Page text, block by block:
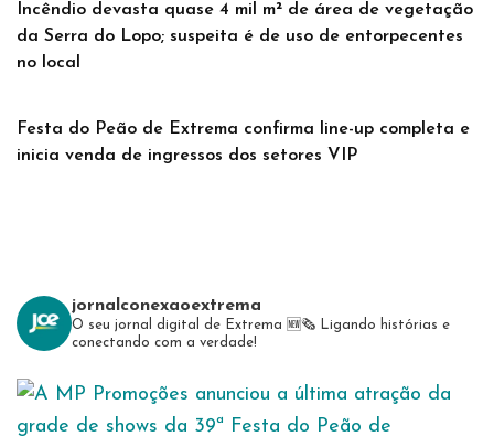
Incêndio devasta quase 4 mil m² de área de vegetação
da Serra do Lopo; suspeita é de uso de entorpecentes
no local
Festa do Peão de Extrema confirma line-up completa e
inicia venda de ingressos dos setores VIP
jornalconexaoextrema
O seu jornal digital de Extrema 🆕️🗞 Ligando histórias e
conectando com a verdade!